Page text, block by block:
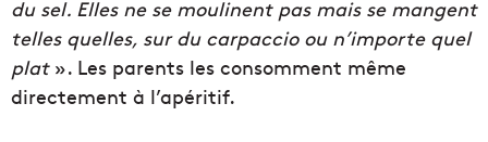
du sel. Elles ne se moulinent pas mais se mangent
telles quelles, sur du carpaccio ou n’importe quel
plat». Les parents les consomment même
directement à l’apéritif.